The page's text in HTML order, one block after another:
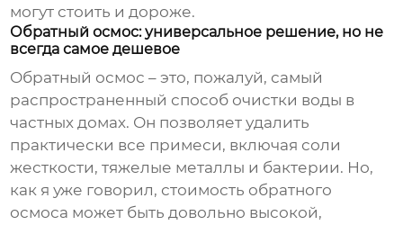
могут стоить и дороже.
Обратный осмос: универсальное решение, но не
всегда самое дешевое
Обратный осмос – это, пожалуй, самый
распространенный способ очистки воды в
частных домах. Он позволяет удалить
практически все примеси, включая соли
жесткости, тяжелые металлы и бактерии. Но,
как я уже говорил, стоимость обратного
осмоса может быть довольно высокой,